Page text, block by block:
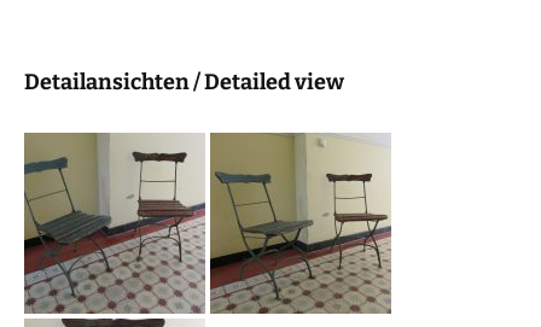
Detailansichten / Detailed view